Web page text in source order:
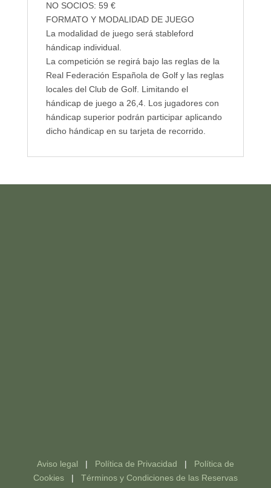
NO SOCIOS: 59 €
FORMATO Y MODALIDAD DE JUEGO
La modalidad de juego será stableford
hándicap individual.
La competición se regirá bajo las reglas de la
Real Federación Española de Golf y las reglas
locales del Club de Golf. Limitando el
hándicap de juego a 26,4. Los jugadores con
hándicap superior podrán participar aplicando
dicho hándicap en su tarjeta de recorrido.
Aviso legal | Política de Privacidad | Política de
Cookies| Términos y Condiciones de las Reservas